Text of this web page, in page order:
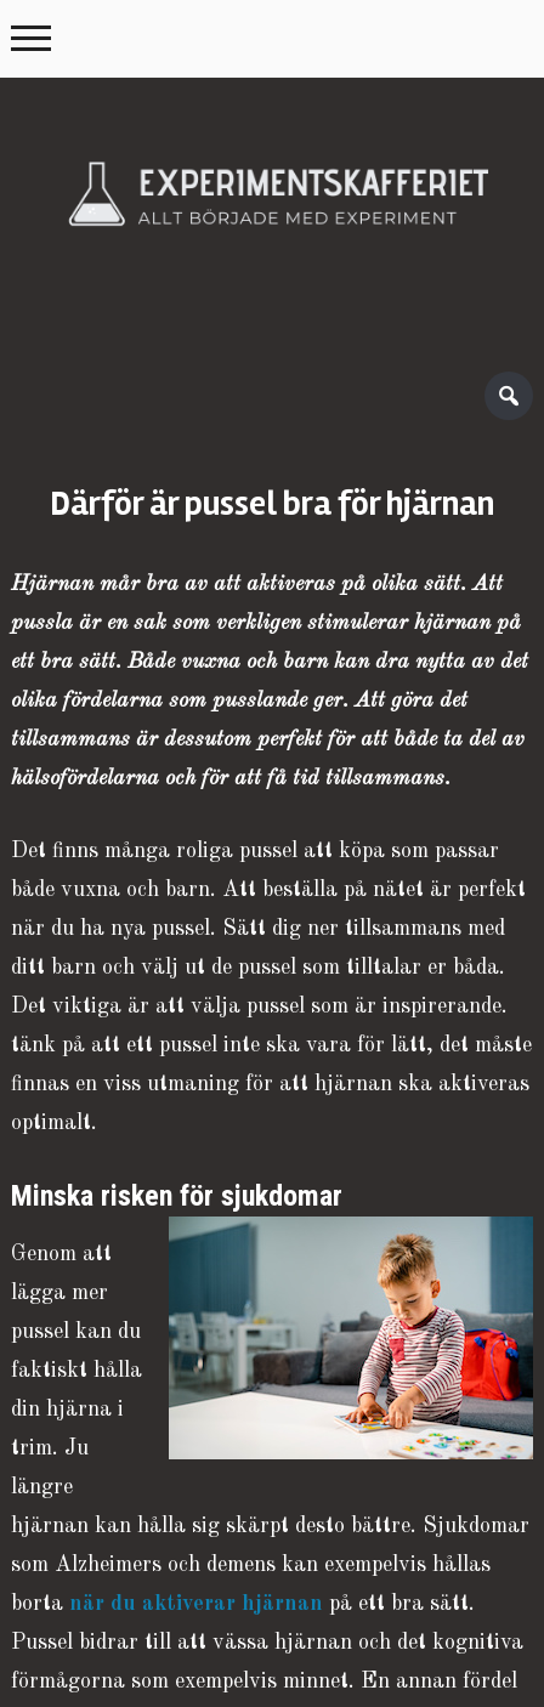
Därför är pussel bra för hjärnan
Hjärnan mår bra av att aktiveras på olika sätt. Att
pussla är en sak som verkligen stimulerar hjärnan på
ett bra sätt. Både vuxna och barn kan dra nytta av det
olika fördelarna som pusslande ger. Att göra det
tillsammans är dessutom perfekt för att både ta del av
hälsofördelarna och för att få tid tillsammans.
Det finns många roliga pussel att köpa som passar
både vuxna och barn. Att beställa på nätet är perfekt
när du ha nya pussel. Sätt dig ner tillsammans med
ditt barn och välj ut de pussel som tilltalar er båda.
Det viktiga är att välja pussel som är inspirerande.
tänk på att ett pussel inte ska vara för lätt, det måste
finnas en viss utmaning för att hjärnan ska aktiveras
optimalt.
Minska risken för sjukdomar
Genom att
lägga mer
pussel kan du
faktiskt hålla
din hjärna i
trim. Ju
längre
hjärnan kan hålla sig skärpt desto bättre. Sjukdomar
som Alzheimers och demens kan exempelvis hållas
borta när du aktiverar hjärnan på ett bra sätt.
Pussel bidrar till att vässa hjärnan och det kognitiva
förmågorna som exempelvis minnet. En annan fördel